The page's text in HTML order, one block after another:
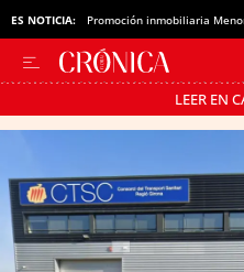
ES NOTICIA: Promoción inmobiliaria
LEER EN
Pásate al